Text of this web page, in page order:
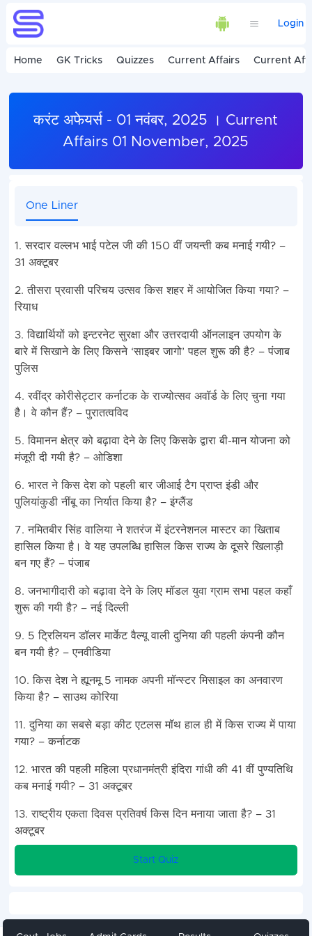
Login
Home GK Tricks Quizzes Current Affairs Current
करंट अफेयर्स - 01 नवंबर, 2025 । Current
Affairs 01 November, 2025
One Liner
1. सरदार वल्लभ भाई पटेल जी की 150 वीं जयन्ती कब मनाई गयी? –
31 अक्टूबर
2. तीसरा प्रवासी परिचय उत्सव किस शहर में आयोजित किया गया? –
रियाध
3. विद्यार्थियों को इन्टरनेट सुरक्षा और उत्तरदायी ऑनलाइन उपयोग के
बारे में सिखाने के लिए किसने ‘साइबर जागो’ पहल शुरू की है? – पंजाब
पुलिस
4. रवींद्र कोरीसेट्टार कर्नाटक के राज्योत्सव अवॉर्ड के लिए चुना गया
है। वे कौन हैं? – पुरातत्वविद
5. विमानन क्षेत्र को बढ़ावा देने के लिए किसके द्वारा बी-मान योजना को
मंजूरी दी गयी है? – ओडिशा
6. भारत ने किस देश को पहली बार जीआई टैग प्राप्त इंडी और
पुलियांकुडी नींबू का निर्यात किया है? – इंग्लैंड
7. नमितबीर सिंह वालिया ने शतरंज में इंटरनेशनल मास्टर का खिताब
हासिल किया है। वे यह उपलब्धि हासिल किस राज्य के दूसरे खिलाड़ी
बन गए हैं? – पंजाब
8. जनभागीदारी को बढ़ावा देने के लिए मॉडल युवा ग्राम सभा पहल कहाँ
शुरू की गयी है? – नई दिल्ली
9. 5 ट्रिलियन डॉलर मार्केट वैल्यू वाली दुनिया की पहली कंपनी कौन
बन गयी है? – एनवीडिया
10. किस देश ने ह्यूनमू 5 नामक अपनी मॉन्स्टर मिसाइल का अनवारण
किया है? – साउथ कोरिया
11. दुनिया का सबसे बड़ा कीट एटलस मॉथ हाल ही में किस राज्य में पाया
गया? – कर्नाटक
12. भारत की पहली महिला प्रधानमंत्री इंदिरा गांधी की 41 वीं पुण्यतिथि
कब मनाई गयी? – 31 अक्टूबर
13. राष्ट्रीय एकता दिवस प्रतिवर्ष किस दिन मनाया जाता है? – 31
अक्टूबर
Start Quiz